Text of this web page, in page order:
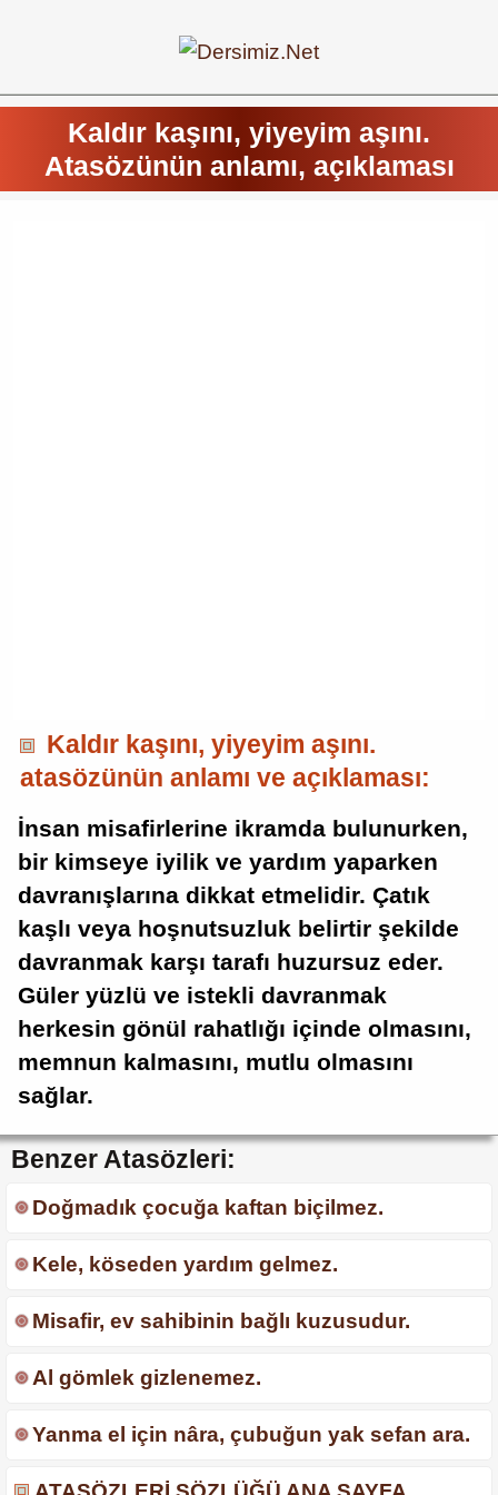
Kaldır kaşını, yiyeyim aşını.
Atasözünün anlamı, açıklaması
Kaldır kaşını, yiyeyim aşını.
atasözünün anlamı ve açıklaması:
İnsan misafirlerine ikramda bulunurken,
bir kimseye iyilik ve yardım yaparken
davranışlarına dikkat etmelidir. Çatık
kaşlı veya hoşnutsuzluk belirtir şekilde
davranmak karşı tarafı huzursuz eder.
Güler yüzlü ve istekli davranmak
herkesin gönül rahatlığı içinde olmasını,
memnun kalmasını, mutlu olmasını
sağlar.
Benzer Atasözleri:
Doğmadık çocuğa kaftan biçilmez.
Kele, köseden yardım gelmez.
Misafir, ev sahibinin bağlı kuzusudur.
Al gömlek gizlenemez.
Yanma el için nâra, çubuğun yak sefan ara.